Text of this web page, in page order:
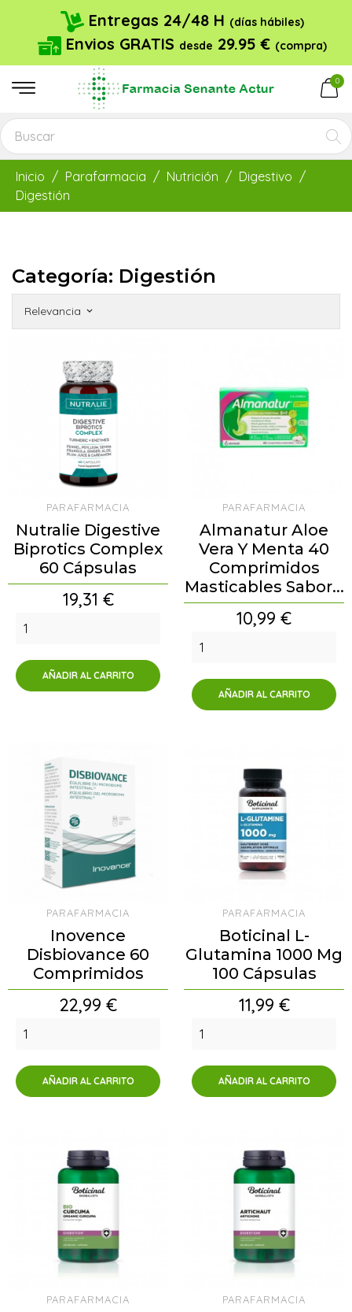
Entregas 24/48 H (días hábiles)
Envios GRATIS desde 29.95 € (compra)
0
Inicio Parafarmacia Nutrición
Digestivo
Digestión
Categoría: Digestión
Relevancia keyboard_arrow_down
PARAFARMACIA
Nutralie Digestive
Biprotics Complex
60 Cápsulas
Precio
19,31 €
AÑADIR AL CARRITO
PARAFARMACIA
Almanatur Aloe
Vera Y Menta 40
Comprimidos
Masticables Sabor...
Precio
10,99 €
AÑADIR AL CARRITO
PARAFARMACIA
Inovence
Disbiovance 60
Comprimidos
Precio
22,99 €
AÑADIR AL CARRITO
PARAFARMACIA
Boticinal L-
Glutamina 1000 Mg
100 Cápsulas
Precio
11,99 €
AÑADIR AL CARRITO
PARAFARMACIA PARAFARMACIA